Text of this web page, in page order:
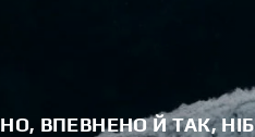
ВПЕВНЕНО Й ТАК,